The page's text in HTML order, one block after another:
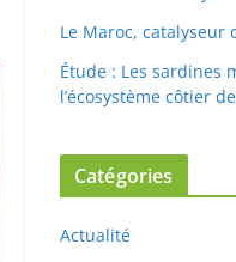
Le Maroc, catalyseur
Étude : Les sardines
l’écosystème côtier
Catégories
Actualité